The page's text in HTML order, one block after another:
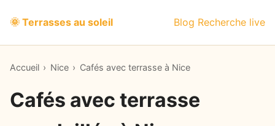
🌞 Terrasses au soleil Blog Recherche live
Accueil › Nice › Cafés avec terrasse à Nice
Cafés avec terrasse